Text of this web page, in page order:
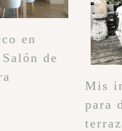
en
de
Mis
para